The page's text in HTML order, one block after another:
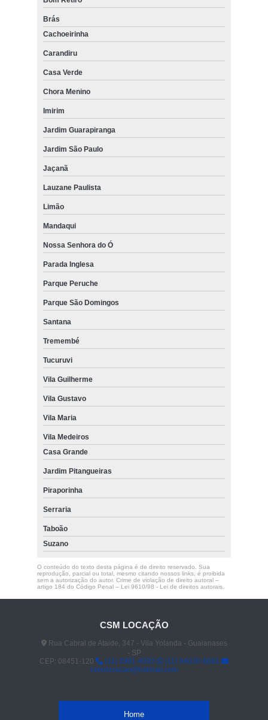
Brás
Cachoeirinha
Carandiru
Casa Verde
Chora Menino
Imirim
Jardim Guarapiranga
Jardim São Paulo
Jaçanã
Lauzane Paulista
Limão
Mandaqui
Nossa Senhora do Ó
Parada Inglesa
Parque Peruche
Parque São Domingos
Santana
Tremembé
Tucuruvi
Vila Guilherme
Vila Gustavo
Vila Maria
Vila Medeiros
Casa Grande
Jardim Pitangueiras
Piraporinha
Serraria
Taboão
Suzano
O conteúdo do texto desta página é de direito reservado. Sua
reprodução, parcial ou total, mesmo citando nossos links, é proibida
sem a autorização do autor. Crime de violação de direito autoral –
artigo 184 do Código Penal – Lei 9610/98 - Lei de direitos autorais.
CSM LOCAÇÃO
Rua Cabral de Ataide, 347 - Vila Yolanda - Guaianases
- SP
CEP: 08451-120
(11) 2961-4592
(11) 94030-8081
celiolocacao@hotmail.com
Home